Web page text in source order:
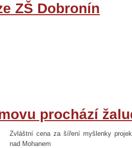
ZŠ Dobronín
prochází
Zvláštní cena za šíření myšlenky
nad Mohanem